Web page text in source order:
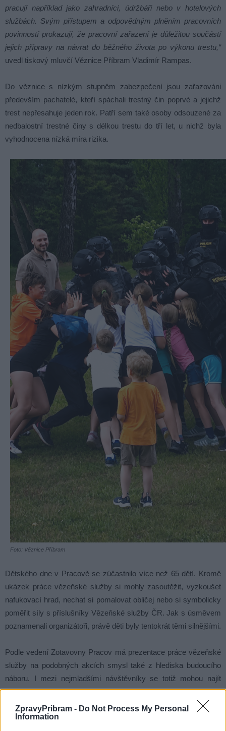
ZpravyPribram - Do Not Process My Personal
Information
pracují například jako zahradníci, údržbáři nebo v hotelových
službách. Svým přístupem a odpovědným plněním pracovních
povinností prokazují, že pracovní zařazení je důležitou součástí
jejich přípravy na návrat do běžného života po výkonu trestu,“
uvedl tiskový mluvčí Věznice Příbram Vladimír Rampas.
Do věznice s nízkým stupněm zabezpečení jsou zařazováni
především pachatelé, kteří spáchali trestný čin poprvé a jejichž
trest nepřesahuje jeden rok. Patří sem také osoby odsouzené za
nedbalostní trestné činy s délkou trestu do tří let, u nichž byla
vyhodnocena nízká míra rizika.
Foto: Věznice Příbram
Dětského dne v Pracově se zúčastnilo více než 65 dětí. Kromě
ukázek práce vězeňské služby si mohly zasoutěžit, vyzkoušet
nafukovací hrad, nechat si pomalovat obličej nebo si symbolicky
poměřit síly s příslušníky Vězeňské služby ČR. Jak s úsměvem
poznamenali organizátoři, právě děti byly tentokrát těmi silnějšími.
Podle vedení Zotavovny Pracov má prezentace práce vězeňské
služby na podobných akcích smysl také z hlediska budoucího
náboru. I mezi nejmladšími návštěvníky se totiž mohou najít
budoucí zaměstnanci nebo příslušníci bezpečnostního sboru.
Společné aktivity Věznice Příbram a Zotavovny Pracov tak